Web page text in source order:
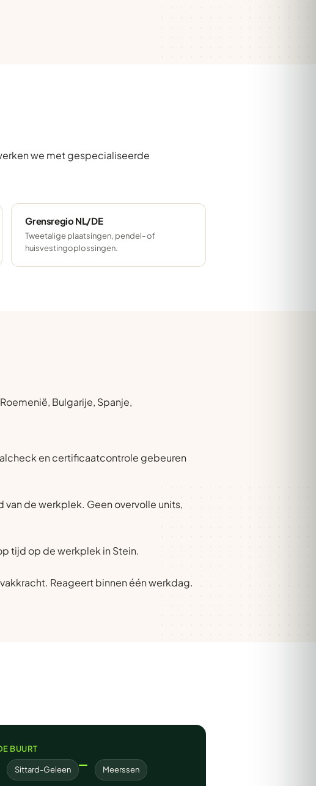
we met gespecialiseerde
Grensregio NL/DE
Tweetalige plaatsingen, pendel- of
huisvestingoplossingen.
Bulgarije, Spanje,
en certificaatcontrole gebeuren
de werkplek. Geen overvolle units,
tijd op de werkplek in Stein.
Reageert binnen één werkdag.
BUURT
Sittard-Geleen Meerssen